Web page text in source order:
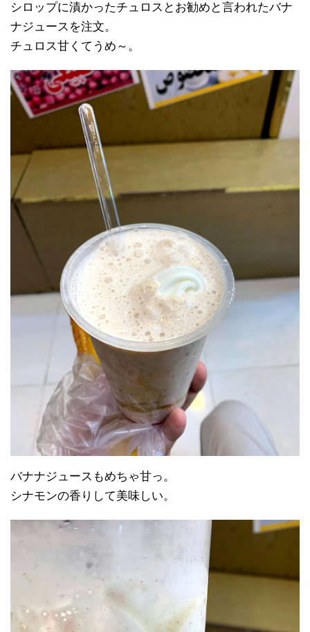
シロップに漬かったチュロスとお勧めと言われたバナ
ナジュースを注文。
チュロス甘くてうめ～。
バナナジュースもめちゃ甘っ。
シナモンの香りして美味しい。